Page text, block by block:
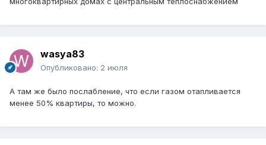
wasya83
Опубликовано: 2 июля
А там же было послабление, что если газом отапливается
менее 50% квартиры, то можно.